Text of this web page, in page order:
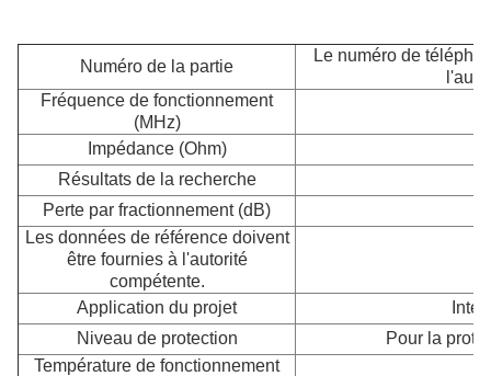
Numéro de la partie
Le numéro de
Fréquence de fonctionnement
(MHz)
Impédance (Ohm)
Résultats de la recherche
Perte par fractionnement (dB)
Les données de référence doivent
être fournies à l'autorité
compétente.
Application du projet
Niveau de protection
Pour la
Température de fonctionnement